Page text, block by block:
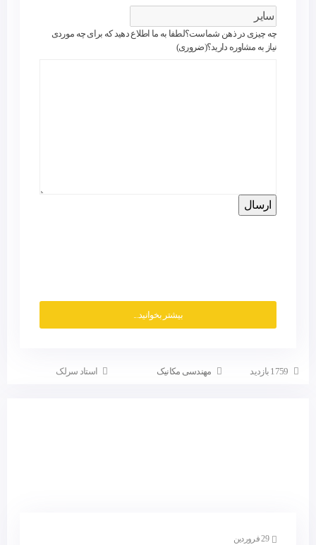
چه چیزی در ذهن شماست؟لطفا به ما اطلاع دهید که برای چه موردی
نیاز به مشاوره دارید؟(ضروری)
بیشتر بخوانید...
1759 بازدید مهندسی مکانیک استاد سرلک
29 فروردین